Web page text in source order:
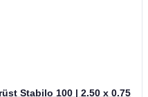
Stabilo 100 | 2.50 x 0.75